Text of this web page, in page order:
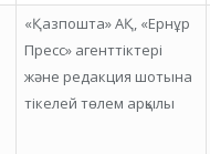
«Қазпошта» АҚ, «Ернұр
Пресс» агенттіктері
және редакция шотына
тікелей төлем арқылы